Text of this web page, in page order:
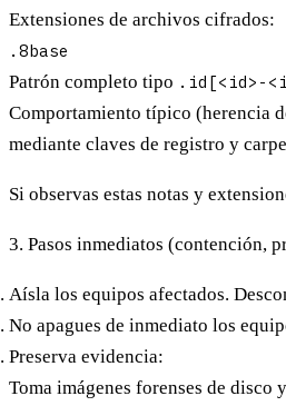
Extensiones de archivos cifrados:
.8base
Patrón completo tipo .id[<id>-
Comportamiento típico (herencia
mediante claves de registro y
Si observas estas notas y
3. Pasos inmediatos (contención,
Aísla los equipos afectados.
No apagues de inmediato los
Preserva evidencia:
Toma imágenes forenses de disco